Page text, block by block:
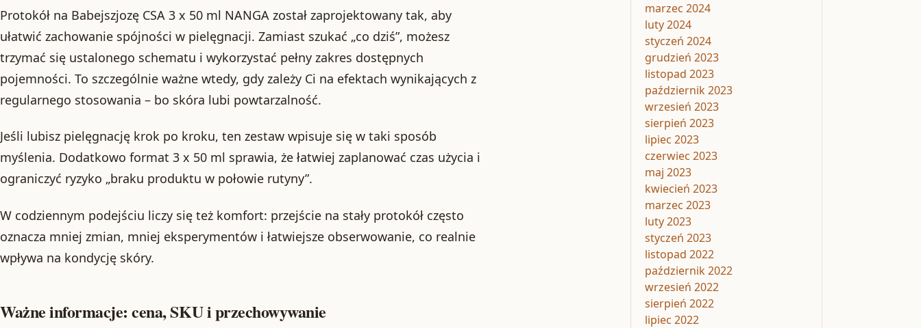
Protokół na Babejszjozę CSA 3 x 50 ml NANGA został zaprojektowany tak, aby
ułatwić zachowanie spójności w pielęgnacji. Zamiast szukać „co dziś”, możesz
trzymać się ustalonego schematu i wykorzystać pełny zakres dostępnych
pojemności. To szczególnie ważne wtedy, gdy zależy Ci na efektach wynikających z
regularnego stosowania – bo skóra lubi powtarzalność.
Jeśli lubisz pielęgnację krok po kroku, ten zestaw wpisuje się w taki sposób
myślenia. Dodatkowo format 3 x 50 ml sprawia, że łatwiej zaplanować czas użycia i
ograniczyć ryzyko „braku produktu w połowie rutyny”.
W codziennym podejściu liczy się też komfort: przejście na stały protokół często
oznacza mniej zmian, mniej eksperymentów i łatwiejsze obserwowanie, co realnie
wpływa na kondycję skóry.
Ważne informacje: cena, SKU i przechowywanie
marzec 2024
luty 2024
styczeń 2024
grudzień 2023
listopad 2023
październik 2023
wrzesień 2023
sierpień 2023
lipiec 2023
czerwiec 2023
maj 2023
kwiecień 2023
marzec 2023
luty 2023
styczeń 2023
listopad 2022
październik 2022
wrzesień 2022
sierpień 2022
lipiec 2022